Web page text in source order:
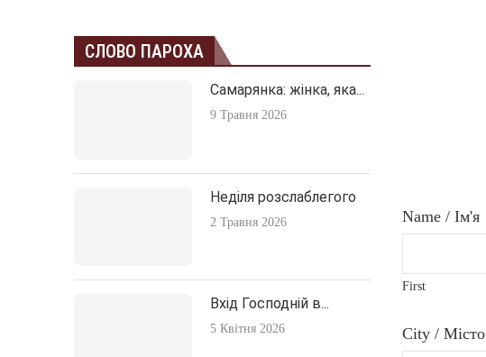
Name / Ім'я
First
Company
City / Місто
СЛОВО ПАРОХА
Самарянка: жінка, яка...
9 Травня 2026
Неділя розслаблегого
2 Травня 2026
Вхід Господній в...
5 Квітня 2026